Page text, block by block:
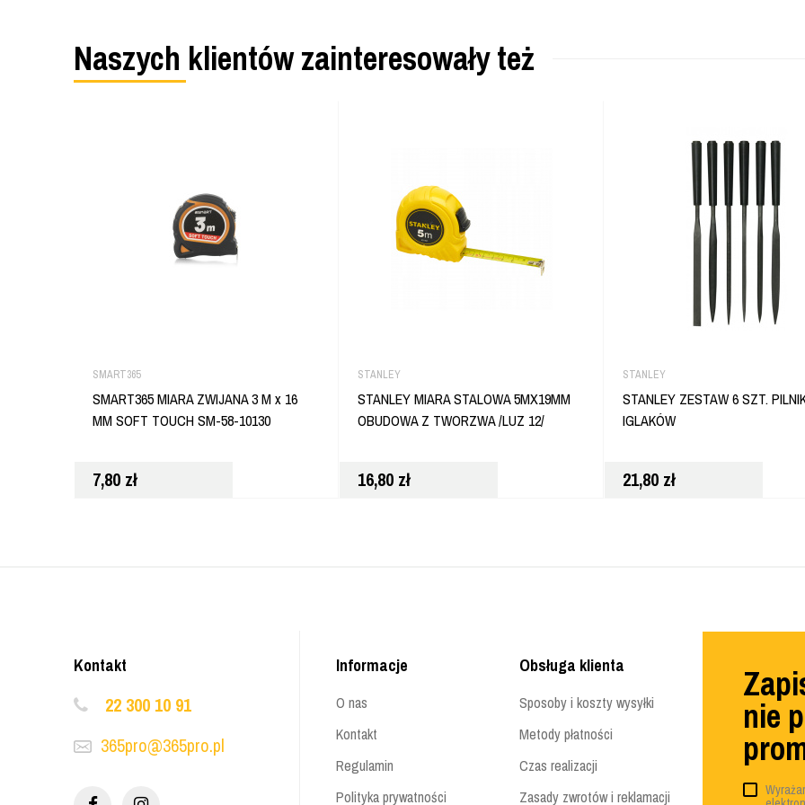
Naszych klientów zainteresowały też
SMART365
SMART365 MIARA ZWIJANA 3 M x 16
MM SOFT TOUCH SM-58-10130
7,80 zł
STANLEY
STANLEY MIARA STALOWA 5MX19MM
OBUDOWA Z TWORZWA /LUZ 12/
16,80 zł
STANLEY
STANLEY ZESTAW 6 SZT.
IGLAKÓW
21,80 zł
nie
Informacje
O nas
Kontakt
Regulamin
Polityka prywatności
Obsługa klienta
Sposoby i koszty wysyłki
Metody płatności
Czas realizacji
Zasady zwrotów i reklamacji
Kontakt
22 300 10 91
365pro@365pro.pl